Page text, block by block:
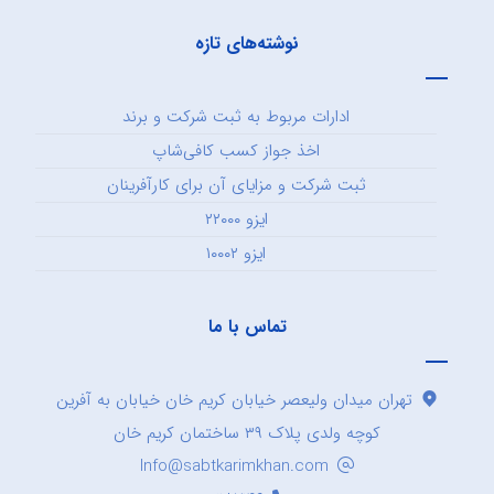
نوشته‌های تازه
ادارات مربوط به ثبت شرکت و برند
اخذ جواز کسب کافی‌شاپ
ثبت شرکت و مزایای آن برای کارآفرینان
ایزو ۲۲۰۰۰
ایزو ۱۰۰۰۲
تماس با ما
تهران میدان ولیعصر خیابان کریم خان خیابان به آفرین
کوچه ولدی پلاک ۳۹ ساختمان کریم خان
Info@sabtkarimkhan.com